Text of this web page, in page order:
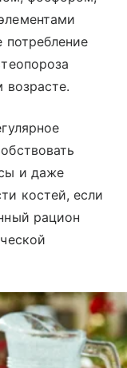
потребление
и даже
костей, если
рацион